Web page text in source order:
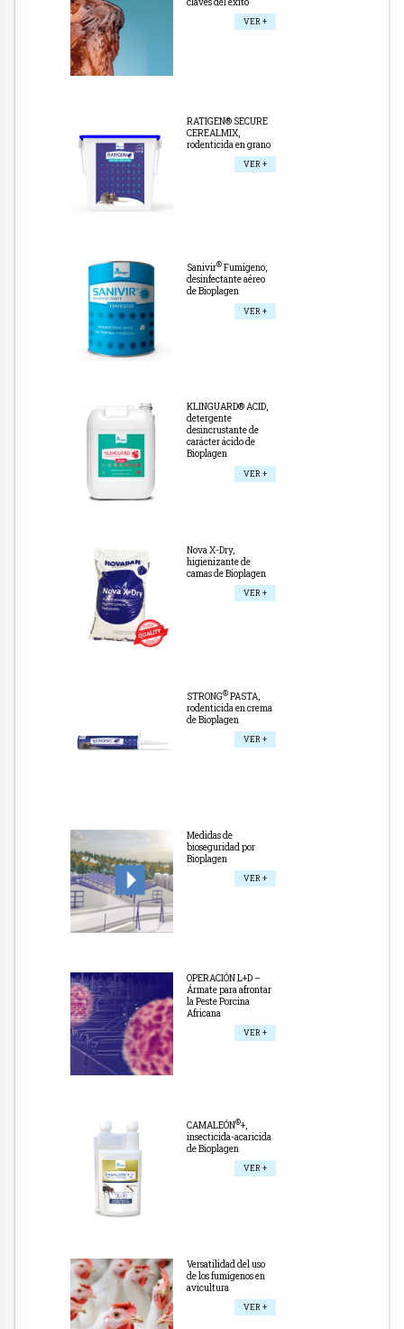
VER +
RATIGEN® SECURE
CEREALMIX,
rodenticida en grano
VER +
Sanivir®Fumígeno,
desinfectante aéreo
de Bioplagen
VER +
KLINGUARD® ACID,
detergente
desincrustante de
carácter ácido de
Bioplagen
VER +
Nova X-Dry,
higienizante de
camas de Bioplagen
VER +
STRONG®PASTA,
rodenticida en crema
de Bioplagen
VER +
Medidas de
bioseguridad por
Bioplagen
VER +
OPERACIÓN L+D –
Ármate para afrontar
la Peste Porcina
Africana
VER +
CAMALEÓN®+,
insecticida-acaricida
de Bioplagen
VER +
Versatilidad del uso
de los fumígenos en
avicultura
VER +